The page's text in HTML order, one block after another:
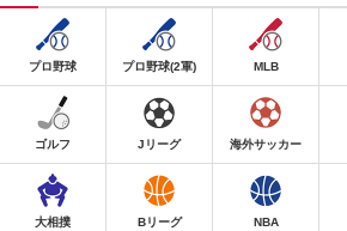
プロ野球 プロ野球(2軍) MLB
ゴルフ Jリーグ 海外サッカー
大相撲 Bリーグ NBA